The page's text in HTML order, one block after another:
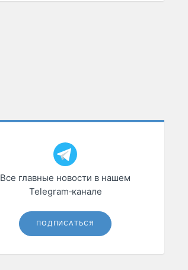
Все главные новости в нашем
Telegram‑канале
ПОДПИСАТЬСЯ